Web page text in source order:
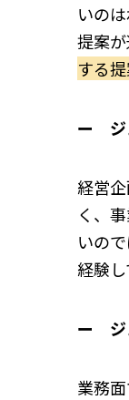
いの
提案
する
ー
経営
く、
いの
経験
ー ジ
業務